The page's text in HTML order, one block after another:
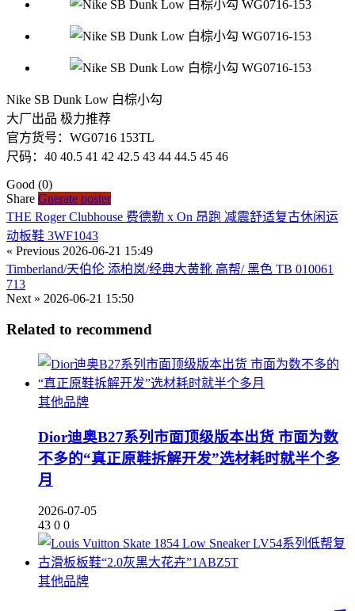
Nike SB Dunk Low 白棕小勾
大厂出品 极力推荐
官方货号：WG0716 153TL
尺码：40 40.5 41 42 42.5 43 44 44.5 45 46
Good (0)
Share Gnerate poster
THE Roger Clubhouse 费德勒 x On 昂跑 减震舒适复古休闲运
动板鞋 3WF1043
« Previous 2026-06-21 15:49
Timberland/天伯伦 添柏岚/经典大黄靴 高帮/ 黑色 TB 010061
713
Next » 2026-06-21 15:50
Related to recommend
其他品牌
Dior迪奥B27系列市面顶级版本出货 市面为数
不多的“真正原鞋拆解开发”选材耗时就半个多
月
2026-07-05
43 0 0
其他品牌